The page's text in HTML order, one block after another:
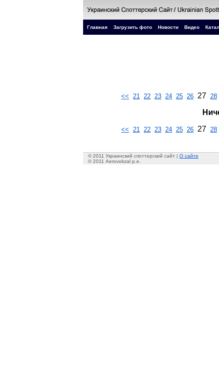
Главная Загрузить фото Новости Видео
<< 21 22 23 24 25 26 27 28
<< 21 22 23 24 25 26 27 28
© 2011 Украинский споттерский сайт | О сайте
© 2011 Aerovokzal p.e.